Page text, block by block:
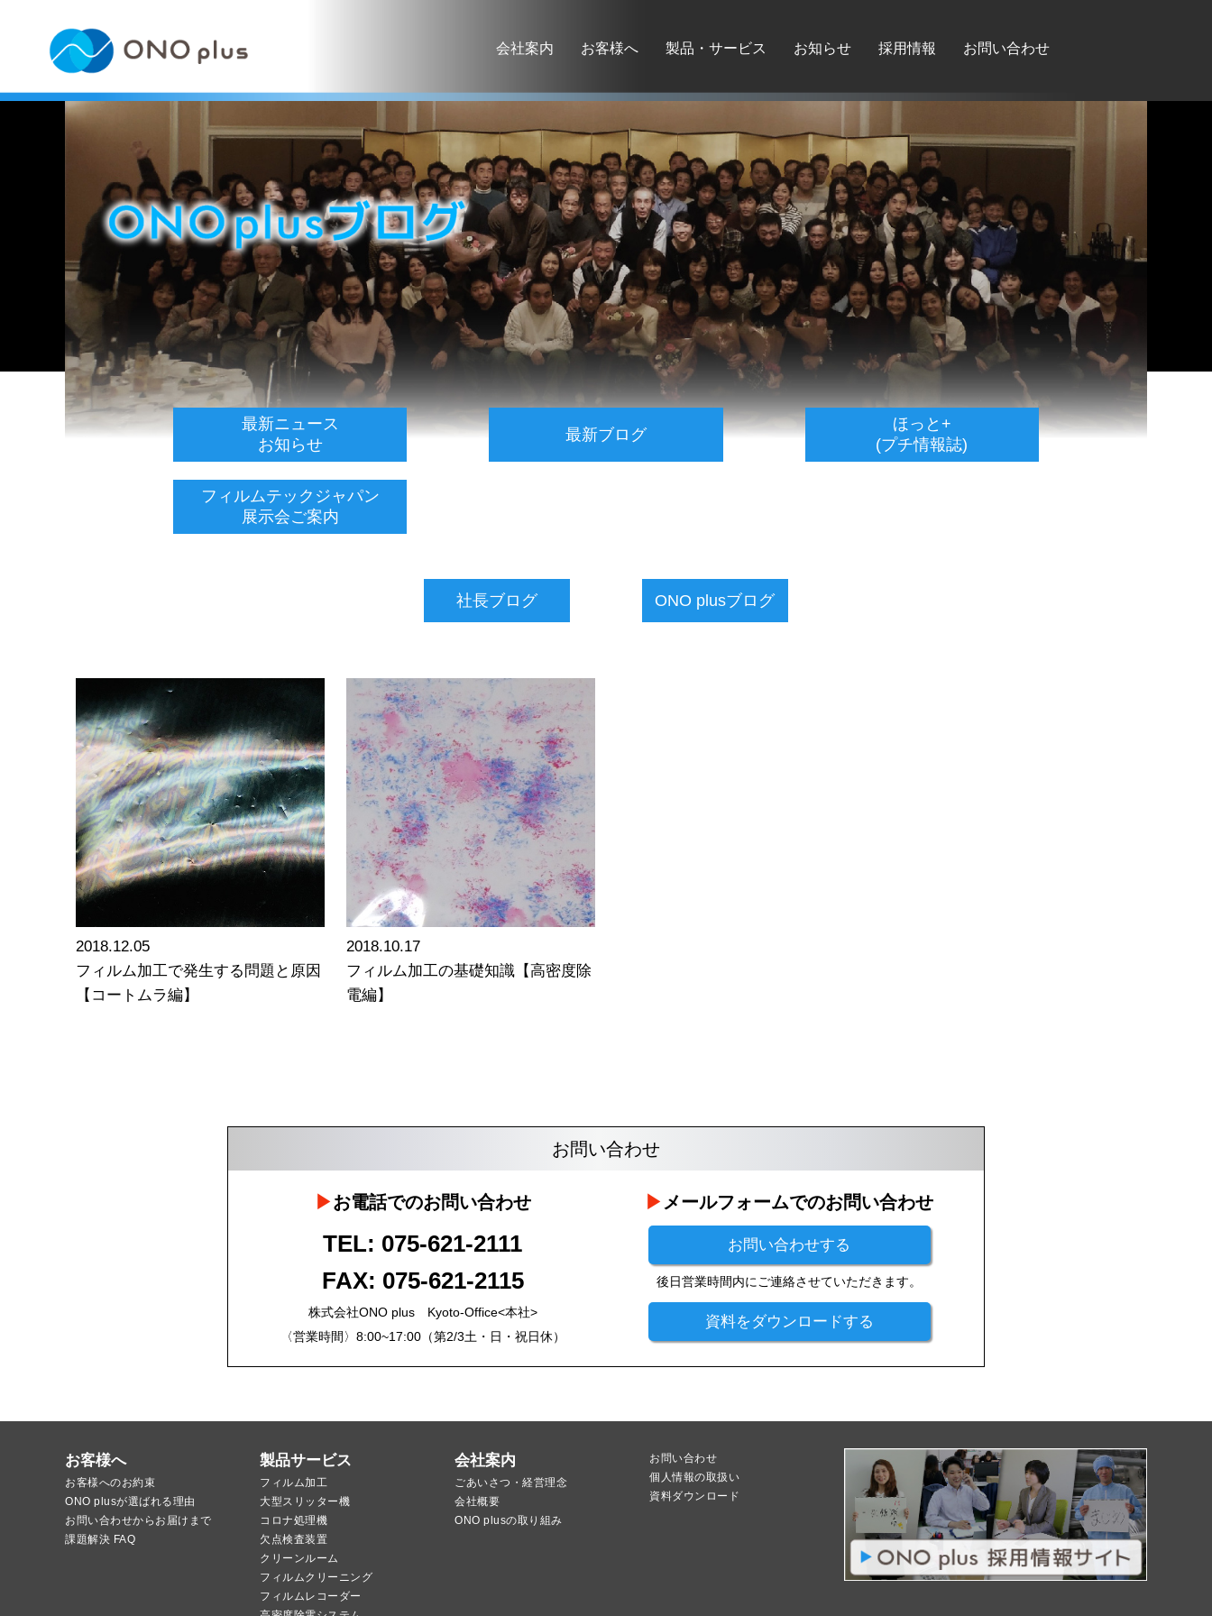
会社案内 お客様へ 製品・サービス お知らせ 採用情報 お問い合わせ
最新ニュース
お知らせ
最新ブログ
ほっと+
(プチ情報誌)
フィルムテックジャパン
展示会ご案内
社長ブログ ONO plusブログ
2018.12.05
フィルム加工で発生する問題と原因
【コートムラ編】
2018.10.17
フィルム加工の基礎知識【高密度除
電編】
お問い合わせ
お電話でのお問い合わせ
TEL: 075-621-2111
FAX: 075-621-2115
株式会社ONO plus Kyoto-Office<本社>
〈営業時間〉8:00~17:00（第2/3土・日・祝日休）
メールフォームでのお問い合わせ
お問い合わせする
後日営業時間内にご連絡させていただきます。
資料をダウンロードする
お客様へ
お客様へのお約束
ONO plusが選ばれる理由
お問い合わせからお届けまで
課題解決 FAQ
製品サービス
フィルム加工
大型スリッター機
コロナ処理機
欠点検査装置
クリーンルーム
フィルムクリーニング
フィルムレコーダー
会社案内
ごあいさつ・経営理念
会社概要
ONO plusの取り組み
お問い合わせ
個人情報の取扱い
資料ダウンロード